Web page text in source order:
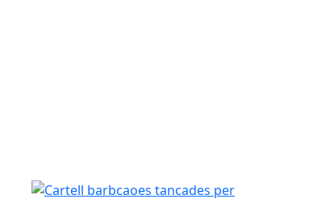
Cartell barbcaoes tancades per ús general